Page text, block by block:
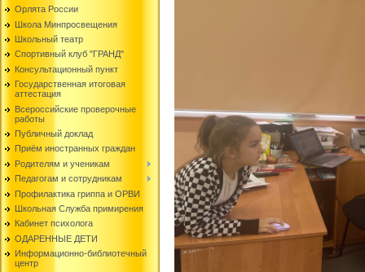
Орлята России
Школа Минпросвещения
Школьный театр
Спортивный клуб "ГРАНД"
Консультационный пункт
Государственная итоговая
аттестация
Всероссийские проверочные
работы
Публичный доклад
Приём иностранных граждан
Родителям и ученикам
Педагогам и сотрудникам
Профилактика гриппа и ОРВИ
Школьная Служба примирения
Кабинет психолога
ОДАРЕННЫЕ ДЕТИ
Информационно-библиотечный
центр